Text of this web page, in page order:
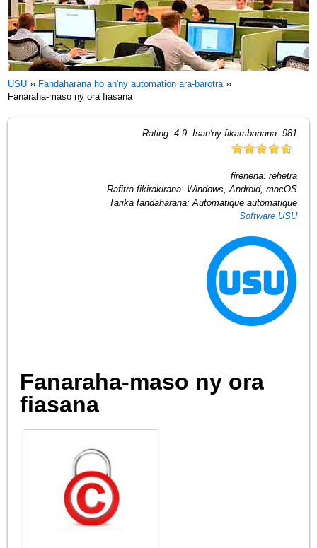
USU ›› Fandaharana ho an'ny automation ara-barotra››
Fanaraha-maso ny ora fiasana
Rating: 4.9. Isan'ny fikambanana: 981
firenena: rehetra
Rafitra fikirakirana: Windows, Android, macOS
Tarika fandaharana: Automatique automatique
Software USU
Fanaraha-maso ny ora
fiasana